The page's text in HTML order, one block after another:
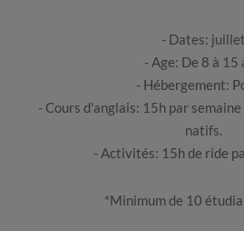
- Dates: juillet
- Age: De 8 à 15
- Hébergement:
- Cours d'anglais: 15h par
natifs.
- Activités: 15h de ride
*Minimum de 10